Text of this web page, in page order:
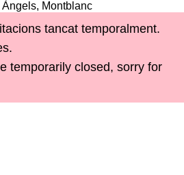
tancat temporalment.
temporarily closed, sorry for